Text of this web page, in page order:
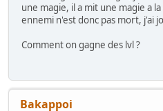
une magie, il a mit une magie a la
ennemi n'est donc pas mort, j'ai
Comment on gagne des lvl ?
Bakappoi